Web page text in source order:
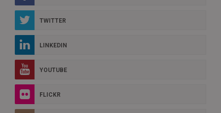
TWITTER
LINKEDIN
YOUTUBE
FLICKR